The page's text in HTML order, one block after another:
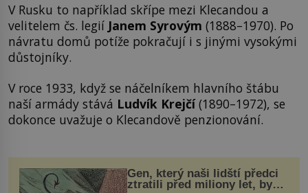
V Rusku to například skřípe mezi Klecandou a
velitelem čs. legií Janem Syrovým (1888–1970). Po
návratu domů potíže pokračují i s jinými vysokými
důstojníky.
V roce 1933, když se náčelníkem hlavního štábu
naší armády stává Ludvík Krejčí(1890–1972), se
dokonce uvažuje o Klecandově penzionování.
Gen, který naši lidští předci
ztratili před miliony let, by